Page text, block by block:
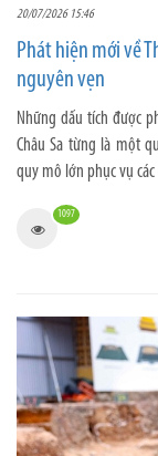
20/07/2026 15:46
Phát hiện mới về
nguyên vẹn
Những dấu tích được
Châu Sa từng là một
quy mô lớn phục vụ
1097